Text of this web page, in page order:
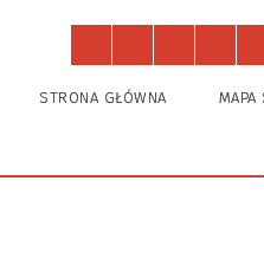
STRONA GŁÓWNA MAPA
Zajęcia